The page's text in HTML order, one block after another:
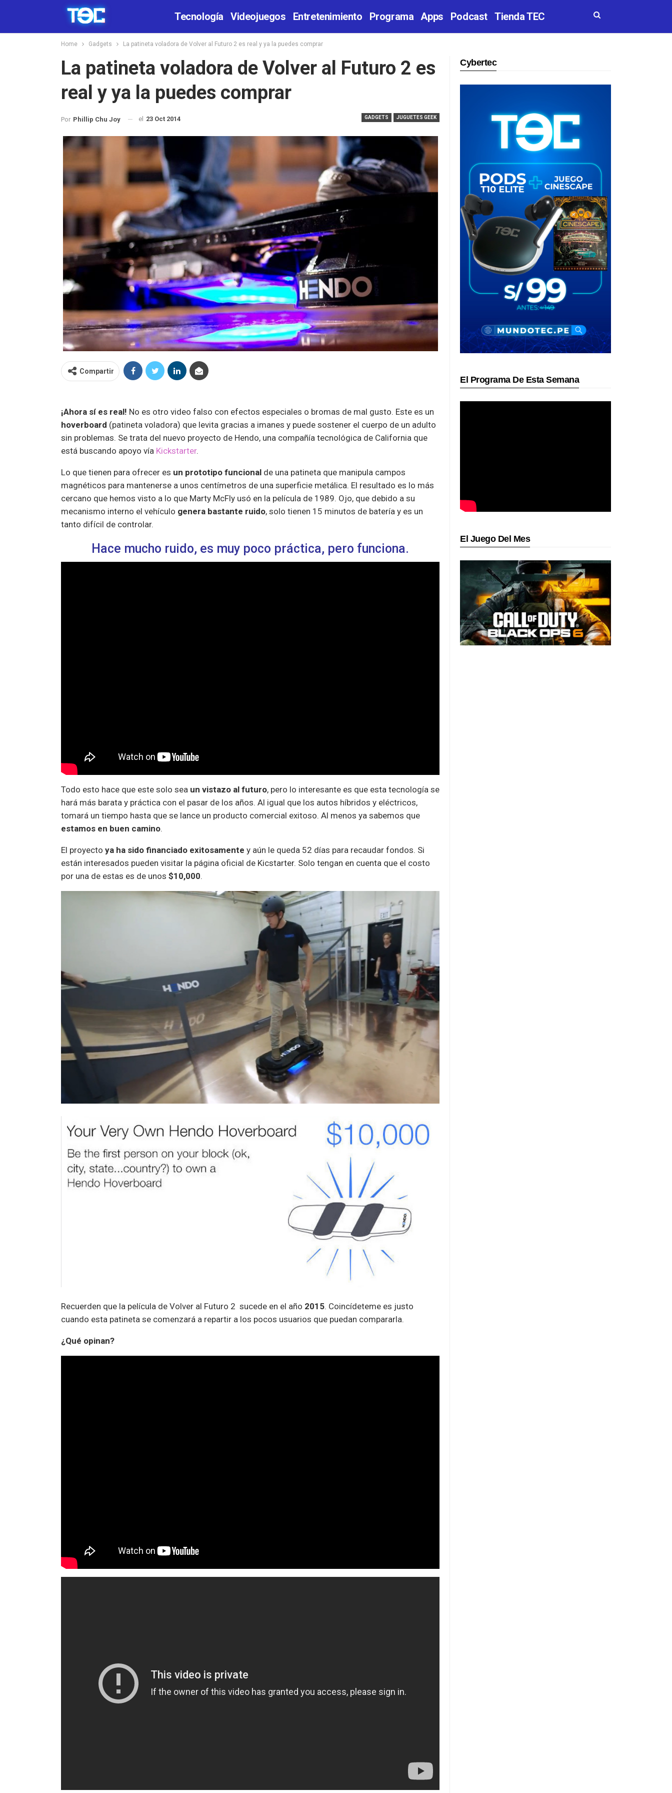
Tecnología Videojuegos Entretenimiento Programa Apps Podcast Tienda TEC
Home Gadgets La patineta voladora de Volver al Futuro 2 es real y ya la puedes comprar
La patineta voladora de Volver al Futuro 2 es
real y ya la puedes comprar
GADGETS JUGUETES GEEK
Por Phillip Chu Joy el 23 Oct 2014
Compartir
¡Ahora sí es real! No es otro video falso con efectos especiales o bromas de mal gusto. Este es un
hoverboard (patineta voladora) que levita gracias a imanes y puede sostener el cuerpo de un adulto
sin problemas. Se trata del nuevo proyecto de Hendo, una compañía tecnológica de California que
está buscando apoyo vía Kickstarter.
Lo que tienen para ofrecer es un prototipo funcional de una patineta que manipula campos
magnéticos para mantenerse a unos centímetros de una superficie metálica. El resultado es lo más
cercano que hemos visto a lo que Marty McFly usó en la película de 1989. Ojo, que debido a su
mecanismo interno el vehículo genera bastante ruido, solo tienen 15 minutos de batería y es un
tanto difícil de controlar.
Hace mucho ruido, es muy poco práctica, pero funciona.
Todo esto hace que este solo sea un vistazo al futuro, pero lo interesante es que esta tecnología se
hará más barata y práctica con el pasar de los años. Al igual que los autos híbridos y eléctricos,
tomará un tiempo hasta que se lance un producto comercial exitoso. Al menos ya sabemos que
estamos en buen camino.
El proyecto ya ha sido financiado exitosamente y aún le queda 52 días para recaudar fondos. Si
están interesados pueden visitar la página oficial de Kicstarter. Solo tengan en cuenta que el costo
por una de estas es de unos $10,000.
Recuerden que la película de Volver al Futuro 2 sucede en el año 2015. Coincídeteme es justo
cuando esta patineta se comenzará a repartir a los pocos usuarios que puedan compararla.
¿Qué opinan?
Cybertec
El Programa De Esta Semana
El Juego Del Mes